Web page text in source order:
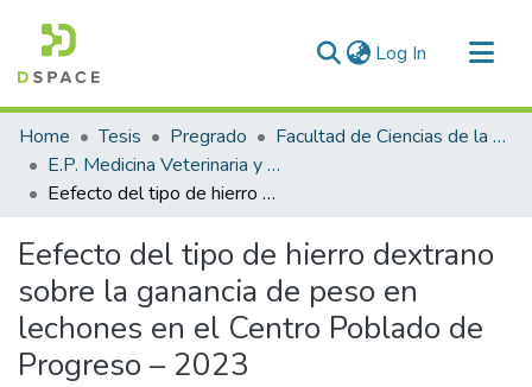
Log In (current)
Communities & Collections
All of DSpace
Statistics
Home Tesis Pregrado
Facultad de Ciencias de la Salud
E.P. Medicina Veterinaria y Zootecnia
Eefecto del tipo de hierro dextrano sobre la ganancia de peso en lechones en el Centro Poblado de Progreso – 2023
Eefecto del tipo de hierro dextrano
sobre la ganancia de peso en
lechones en el Centro Poblado de
Progreso – 2023